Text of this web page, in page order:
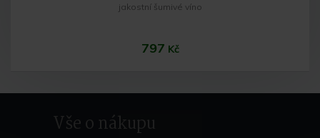
jakostní šumivé víno
797 Kč
Vše o nákupu